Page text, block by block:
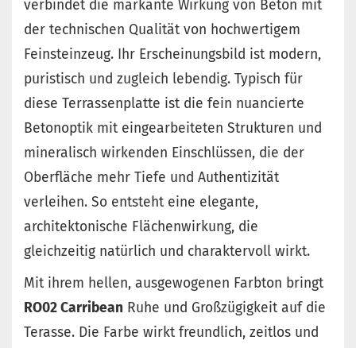
verbindet die markante Wirkung von Beton mit
der technischen Qualität von hochwertigem
Feinsteinzeug. Ihr Erscheinungsbild ist modern,
puristisch und zugleich lebendig. Typisch für
diese Terrassenplatte ist die fein nuancierte
Betonoptik mit eingearbeiteten Strukturen und
mineralisch wirkenden Einschlüssen, die der
Oberfläche mehr Tiefe und Authentizität
verleihen. So entsteht eine elegante,
architektonische Flächenwirkung, die
gleichzeitig natürlich und charaktervoll wirkt.
Mit ihrem hellen, ausgewogenen Farbton bringt
RO02 Carribean Ruhe und Großzügigkeit auf die
Terasse. Die Farbe wirkt freundlich, zeitlos und